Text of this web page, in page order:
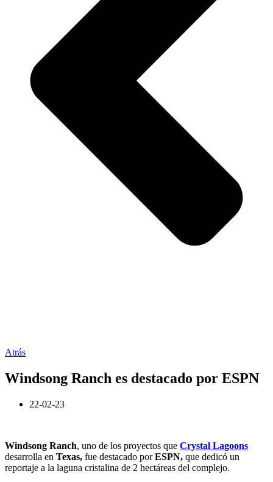
Atrás
Windsong Ranch es destacado por ESPN
22-02-23
Windsong Ranch, uno de los proyectos que Crystal Lagoons
desarrolla en Texas, fue destacado porESPN, que dedicó un
reportaje a la laguna cristalina de 2 hectáreas del complejo.